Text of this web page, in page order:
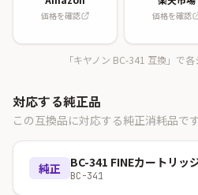
価格を確認 価格を確認
「キヤノン BC-341 互換」で
対応する純正品
この互換品に対応する純正消耗品で
純正 BC-341 FINEカートリッ
BC-341